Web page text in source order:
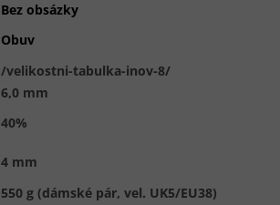
Bez obsázky
Obuv
/velikostni-tabulka-inov-8/
6,0 mm
40%
4 mm
550 g (dámské pár, vel. UK5/EU38)